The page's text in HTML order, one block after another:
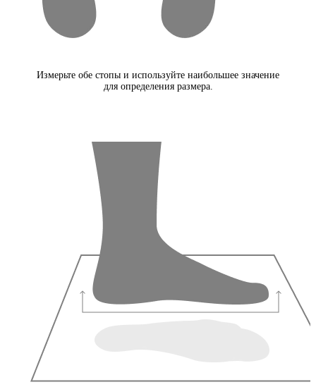
Измерьте обе стопы и используйте наибольшее значение
для определения размера.